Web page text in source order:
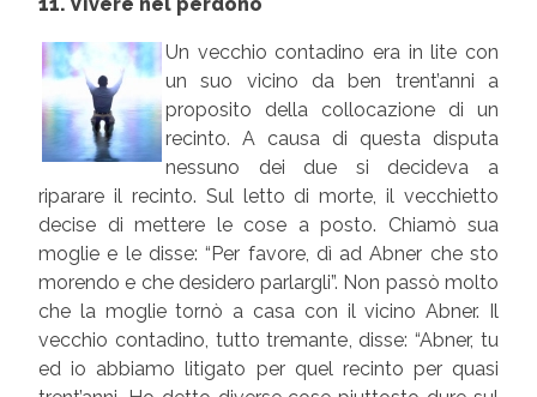
Un vecchio contadino era in lite con
un suo vicino da ben trent’anni a
proposito della collocazione di un
recinto. A causa di questa disputa
nessuno dei due si decideva a
riparare il recinto. Sul letto di morte, il vecchietto
decise di mettere le cose a posto. Chiamò sua
moglie e le disse: “Per favore, dì ad Abner che sto
morendo e che desidero parlargli”. Non passò molto
che la moglie tornò a casa con il vicino Abner. Il
vecchio contadino, tutto tremante, disse: “Abner, tu
ed io abbiamo litigato per quel recinto per quasi